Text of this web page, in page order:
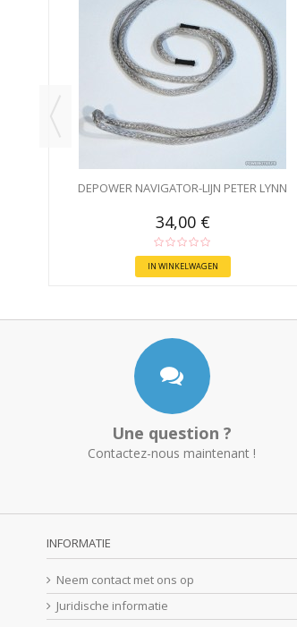
DEPOWER NAVIGATOR-LIJN PETER LYNN
34,00 €
IN WINKELWAGEN
Une question ?
Contactez-nous maintenant !
INFORMATIE
Neem contact met ons op
Juridische informatie